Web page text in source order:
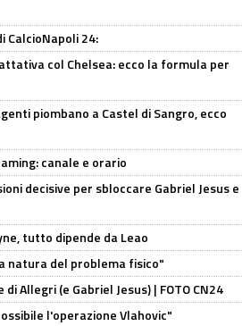
CalcioNapoli 24:
col Chelsea: ecco la formula per
piombano a Castel di Sangro, ecco
canale e orario
decisive per sbloccare Gabriel Jesus e
tutto dipende da Leao
natura del problema fisico"
Allegri (e Gabriel Jesus) | FOTO CN24
l'operazione Vlahovic"